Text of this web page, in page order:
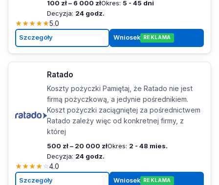
100 zł – 6 000 złOkres: 5 - 45 dni
Decyzja: 24 godz.
★★★★★5.0
Szczegóły Wniosek REKLAMA
Ratado
Koszty pożyczki Pamiętaj, że Ratado nie jest
firmą pożyczkową, a jedynie pośrednikiem.
Koszt pożyczki zaciągniętej za pośrednictwem
Ratado zależy więc od konkretnej firmy, z
której
500 zł – 20 000 złOkres: 2 - 48 mies.
Decyzja: 24 godz.
★★★★☆4.0
Szczegóły Wniosek REKLAMA